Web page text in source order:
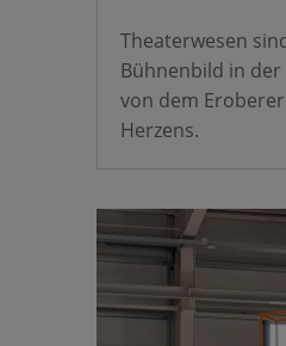
Theaterwesen
Bühnenbild in
von dem
Herzens.